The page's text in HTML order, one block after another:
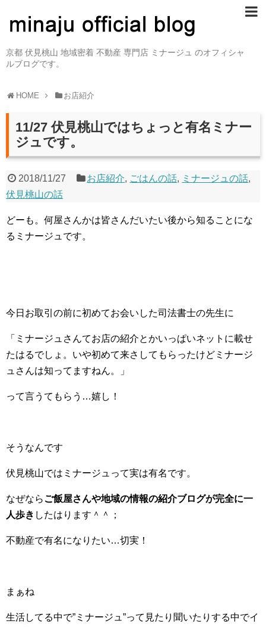
京都 伏見桃山 地域密着 不動産 専門店 ミナージュ のオフィシャ
ルブログです。
HOME お店紹介
11/27 伏見桃山ではちょっと有名ミナー
ジュです。
2018/11/27 お店紹介, ごはんの話, ミナージュの話,
伏見桃山の話
どーも。何屋さんかは皆さんだいたい後から知ることにな
るミナージュです。
今日お取引の前に初めてお会いした司法書士の先生に
「ミナージュさんてお店の紹介とかいっぱいネットに載せ
たはるでしょ。いや初めて来さしてもらったけどミナージ
ュさんは知ってますねん。」
って言うてもらう…嬉し！
そうなんです
伏見桃山ではミナージュって実は有名です。
なぜならご飯屋さんや地域の情報の紹介ブログが完全に一
人歩き したはります＾＾；
不動産で有名になりたい…切実！
まぁね
生活してる中で”ミナージュ”って見たり聞いたりする中でイ